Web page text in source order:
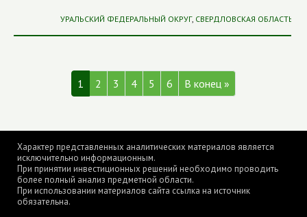
УРАЛЬСКИЙ ФЕДЕРАЛЬНЫЙ ОКРУГ, СВЕРДЛОВСКАЯ ОБЛАСТЬ
1 2 3 4 5 6 В конец »
Характер представленных аналитических материалов является
исключительно информационным.
При принятии инвестиционных решений необходимо проводить
более полный анализ предметной области.
При использовании материалов сайта ссылка на источник
обязательна.